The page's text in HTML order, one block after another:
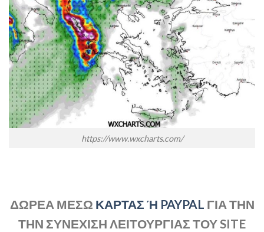
https://www.wxcharts.com/
ΔΩΡΕΑ ΜΕΣΩ ΚΑΡΤΑΣ Ή PAYPAL ΓΙΑ ΤΗΝ
ΤΗΝ ΣΥΝΕΧΙΣΗ ΛΕΙΤΟΥΡΓΙΑΣ ΤΟΥ SITE